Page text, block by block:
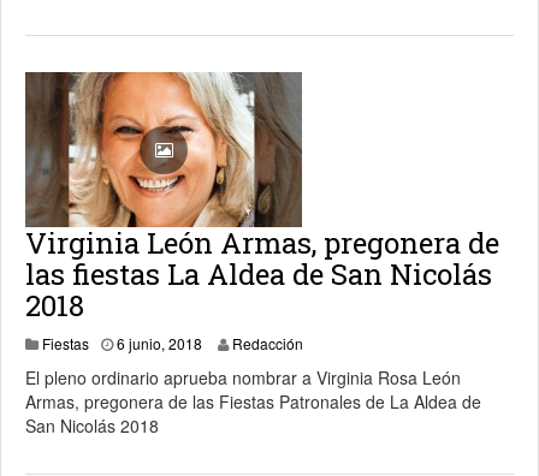
Virginia León Armas, pregonera de
las fiestas La Aldea de San Nicolás
2018
Fiestas 6 junio, 2018 6 junio, 2018
Redacción
El pleno ordinario aprueba nombrar a Virginia Rosa León
Armas, pregonera de las Fiestas Patronales de La Aldea de
San Nicolás 2018